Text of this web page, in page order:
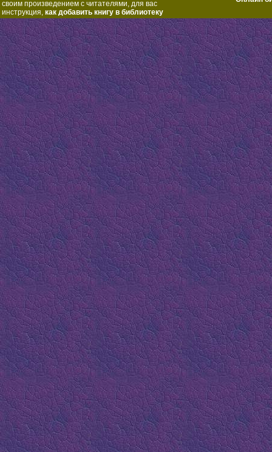
своим произведением с читателями, для вас
инструкция, как добавить книгу в библиотеку